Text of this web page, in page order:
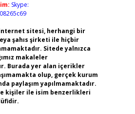
Skype:
sitesi, herhangi bir
şahıs şirketi ile hiçbir
Sitede yalnızca
makaleler
Burada yer alan içerikler
olup, gerçek kurum
paylaşım yapılmamaktadır.
kişiler ile isim benzerlikleri